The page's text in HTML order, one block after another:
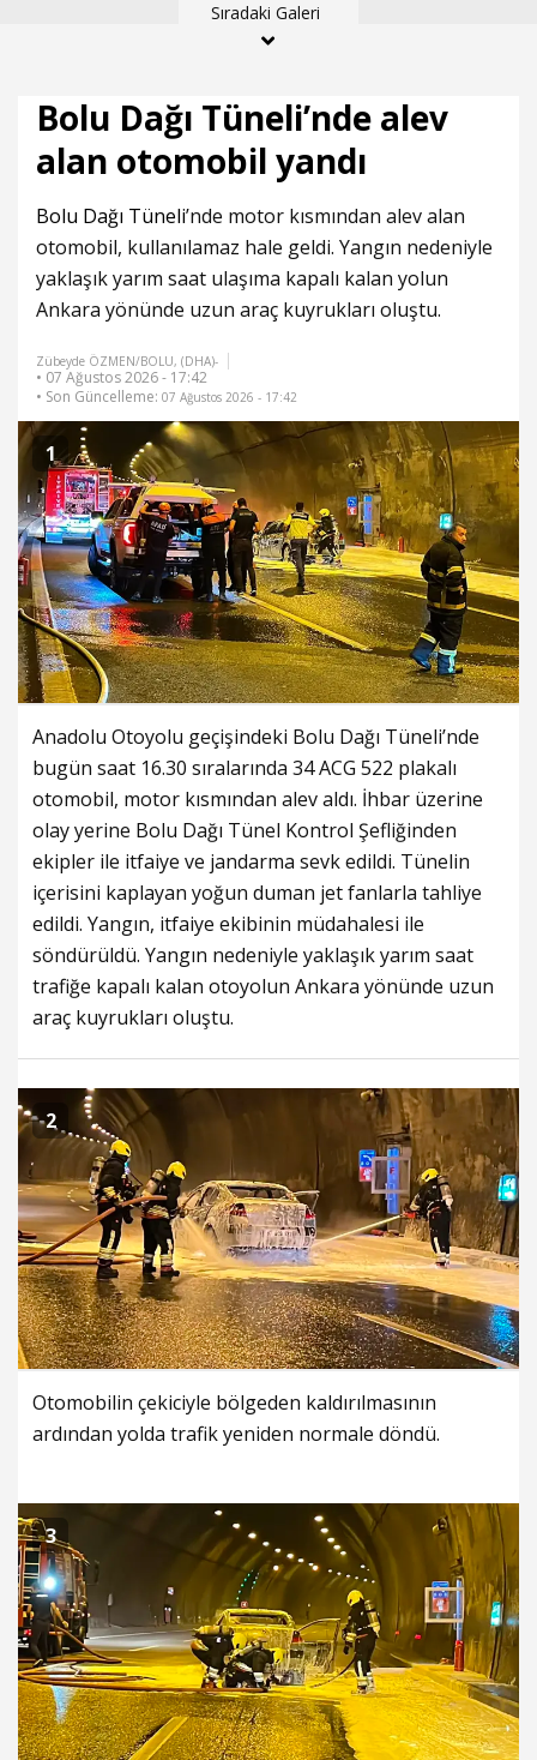
Sıradaki Galeri
gördü
Bolu Dağı Tüneli’nde alev
alan otomobil yandı
Bolu Dağı Tüneli’nde motor kısmından alev alan
otomobil, kullanılamaz hale geldi. Yangın nedeniyle
yaklaşık yarım saat ulaşıma kapalı kalan yolun
Ankara yönünde uzun araç kuyrukları oluştu.
Zübeyde ÖZMEN/BOLU, (DHA)-
• 07 Ağustos 2026 - 17:42
• Son Güncelleme: 07 Ağustos 2026 - 17:42
1
Anadolu Otoyolu geçişindeki Bolu Dağı Tüneli’nde
bugün saat 16.30 sıralarında 34 ACG 522 plakalı
otomobil, motor kısmından alev aldı. İhbar üzerine
olay yerine Bolu Dağı Tünel Kontrol Şefliğinden
ekipler ile itfaiye ve jandarma sevk edildi. Tünelin
içerisini kaplayan yoğun duman jet fanlarla tahliye
edildi. Yangın, itfaiye ekibinin müdahalesi ile
söndürüldü. Yangın nedeniyle yaklaşık yarım saat
trafiğe kapalı kalan otoyolun Ankara yönünde uzun
araç kuyrukları oluştu.
2
Otomobilin çekiciyle bölgeden kaldırılmasının
ardından yolda trafik yeniden normale döndü.
3